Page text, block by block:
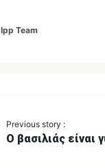
Ipp Team
Previous story :
Ο βασιλιάς είναι